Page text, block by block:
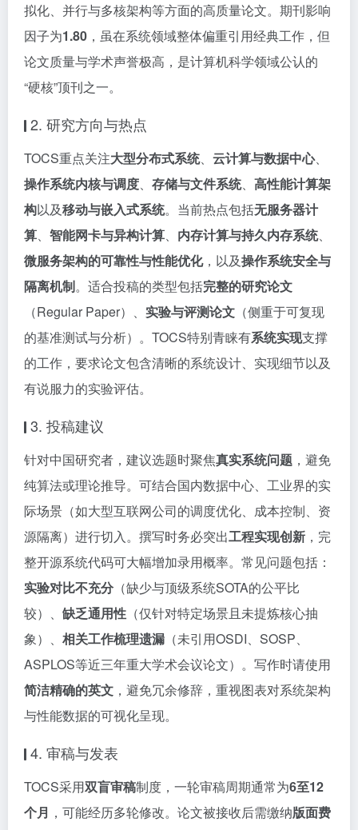
拟化、并行与多核架构等方面的高质量论文。期刊影响
因子为1.80 ，虽在系统领域整体偏重引用经典工作，但
论文质量与学术声誉极高，是计算机科学领域公认的
“硬核”顶刊之一。
2. 研究方向与热点
TOCS重点关注大型分布式系统、 云计算与数据中心、
操作系统内核与调度、 存储与文件系统、 高性能计算架
构以及移动与嵌入式系统。当前热点包括无服务器计
算、 智能网卡与异构计算、 内存计算与持久内存系统、
微服务架构的可靠性与性能优化，以及操作系统安全与
隔离机制。适合投稿的类型包括完整的研究论文
（Regular Paper）、 实验与评测论文 （侧重于可复现
的基准测试与分析）。TOCS特别青睐有系统实现支撑
的工作，要求论文包含清晰的系统设计、实现细节以及
有说服力的实验评估。
3. 投稿建议
针对中国研究者，建议选题时聚焦真实系统问题 ，避免
纯算法或理论推导。可结合国内数据中心、工业界的实
际场景（如大型互联网公司的调度优化、成本控制、资
源隔离）进行切入。撰写时务必突出工程实现创新 ，完
整开源系统代码可大幅增加录用概率。常见问题包括：
实验对比不充分（缺少与顶级系统SOTA的公平比
较）、 缺乏通用性 （仅针对特定场景且未提炼核心抽
象）、 相关工作梳理遗漏 （未引用OSDI、SOSP、
ASPLOS等近三年重大学术会议论文）。写作时请使用
简洁精确的英文 ，避免冗余修辞，重视图表对系统架构
与性能数据的可视化呈现。
4. 审稿与发表
TOCS采用双盲审稿制度，一轮审稿周期通常为6至12
个月 ，可能经历多轮修改。论文被接收后需缴纳版面费